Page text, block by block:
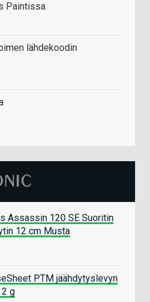
Paintissa
lähdekoodin
Assassin 120 SE Suoritin
12 cm Musta
PTM jäähdytyslevyn
g